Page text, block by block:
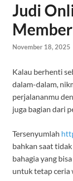
Judi
Member
November 18, 2025
Kalau berhenti
dalam-dalam,
perjalananmu
juga bagian dari
Tersenyumlah
bahkan saat
bahagia yang
untuk tetap ceria